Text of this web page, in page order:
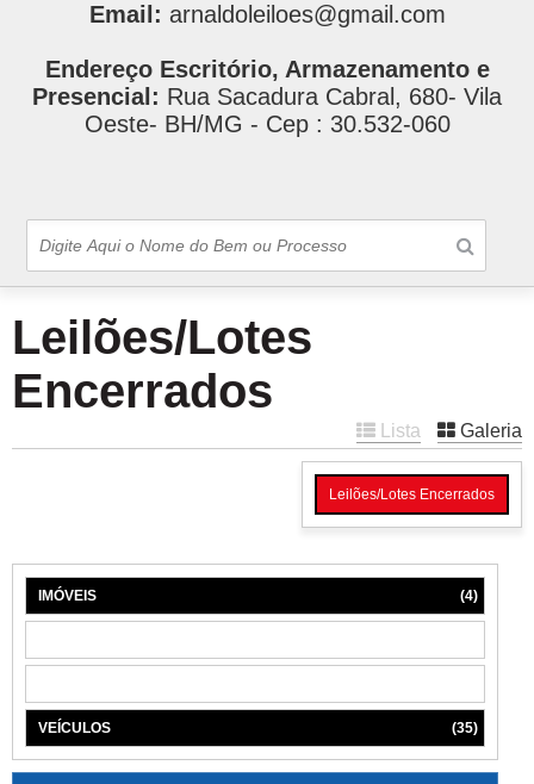
Email: arnaldoleiloes@gmail.com
Endereço Escritório, Armazenamento e
Presencial: Rua Sacadura Cabral, 680- Vila
Oeste- BH/MG - Cep : 30.532-060
Leilões/Lotes
Encerrados
Lista Galeria
Leilões/Lotes Encerrados
IMÓVEIS (4)
VEÍCULOS (35)